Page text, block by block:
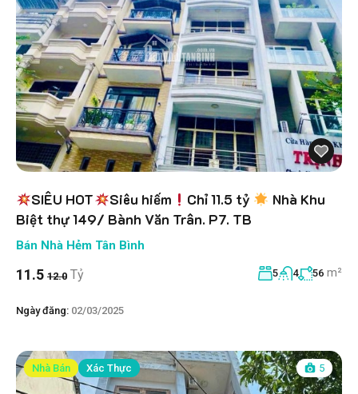
SIÊU HOT Siêu hiếm Chỉ 11.5 tỷ
Nhà Khu
Biệt thự 149/ Bành Văn Trân. P7. TB
Bán Nhà Hẻm Tân Bình
11.5 12.0 Tỷ 5 4 56 m²
Ngày đăng: 02/03/2025
Nhà Bán Xác Thực 5